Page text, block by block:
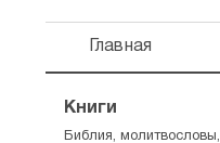
Главная
Книги
Библия, молитвословы,